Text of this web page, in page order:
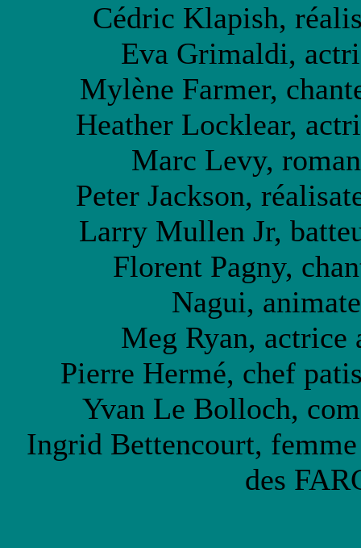
Cédric Klapish,
Eva Grimaldi,
Mylène Farmer,
Heather Locklear,
Marc Levy,
Peter Jackson,
Larry Mullen Jr,
Florent Pagny,
Nagui,
Meg Ryan, actrice
Pierre Hermé, chef
Yvan Le Bolloch,
Ingrid Bettencourt,
des